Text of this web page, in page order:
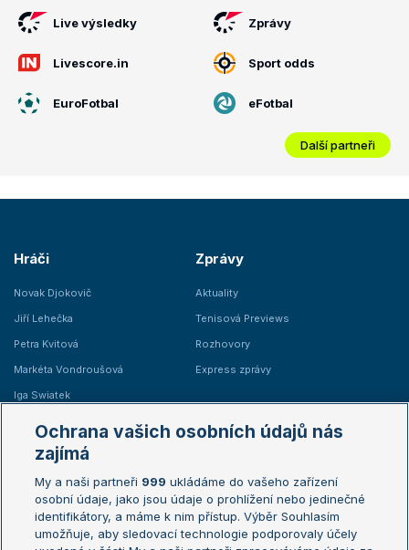
Live výsledky Zprávy
Livescore.in Sport odds
EuroFotbal eFotbal
Další partneři
Hráči
Novak Djokovič
Jiří Lehečka
Petra Kvitová
Markéta Vondroušová
Iga Swiatek
Zprávy
Aktuality
Tenisová Previews
Rozhovory
Express zprávy
Žebříčky
Žebříček ATP (muži)
Žebříček WTA (ženy)
Sázkařský žebříček
Australian Open
French Open
Wimbledon
Ochrana vašich osobních údajů nás
zajímá
My a naši partneři 999 ukládáme do vašeho zařízení
osobní údaje, jako jsou údaje o prohlížení nebo jedinečné
identifikátory, a máme k nim přístup. Výběr Souhlasím
umožňuje, aby sledovací technologie podporovaly účely